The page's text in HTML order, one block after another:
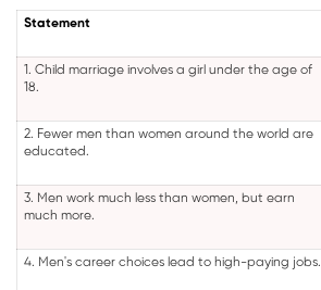
Statement
1. Child marriage involves a girl under the age of
18.
2. Fewer men than women around the world are
educated.
3. Men work much less than women, but earn
much more.
4. Men's career choices lead to high-paying jobs.